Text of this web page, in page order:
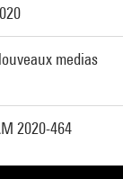
medias
2020-464